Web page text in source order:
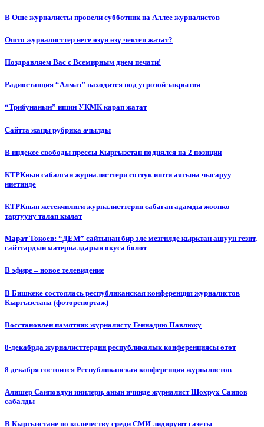
В Оше журналисты провели субботник на Аллее журналистов
Ошто журналисттер неге өзүн өзү чектеп жатат?
Поздравляем Вас с Всемирным днем печати!
Радиостанция “Алмаз” находится под угрозой закрытия
“Трибунанын” ишин УКМК карап жатат
Сайтта жаңы рубрика ачылды
В индексе свободы прессы Кыргызстан поднялся на 2 позиции
КТРКнын сабалган журналисттери соттук ишти аягына чыгаруу
ниетинде
КТРКнын жетекчилиги журналисттерин сабаган адамды жоопко
тартууну талап кылат
Марат Токоев: “ДЕМ” сайтынан бир эле мезгилде кырктан ашуун гезит,
сайттардын материалдарын окуса болот
В эфире – новое телевидение
В Бишкеке состоялась республиканская конференция журналистов
Кыргызстана (фоторепортаж)
Восстановлен памятник журналисту Геннадию Павлюку
8-декабрда журналисттердин республикалык конференциясы өтөт
8 декабря состоится Республиканская конференция журналистов
Алишер Саиповдун инилери, анын ичинде журналист Шохрух Саипов
сабалды
В Кыргызстане по количеству среди СМИ лидируют газеты